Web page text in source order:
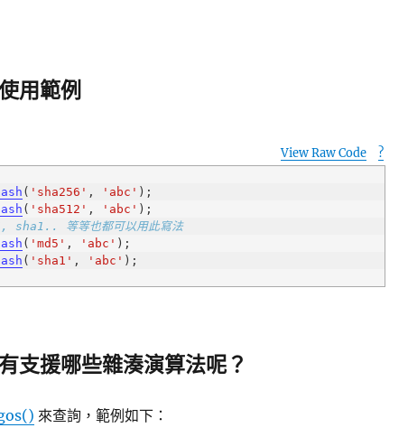
用範例
View Raw Code ?
( 'sha256' , 'abc'
( 'sha512' , 'abc'
sha1.. 等等也都可以用此寫法
( 'md5' , 'abc'
( 'sha1' , 'abc'
支援哪些雜湊演算法呢？
來查詢，範例如下：